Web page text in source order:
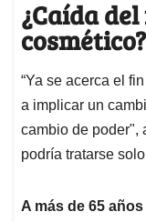
¿Caída
cosmético?
“Ya se acerca el
a implicar un
cambio de poder",
podría tratarse
A más de 65